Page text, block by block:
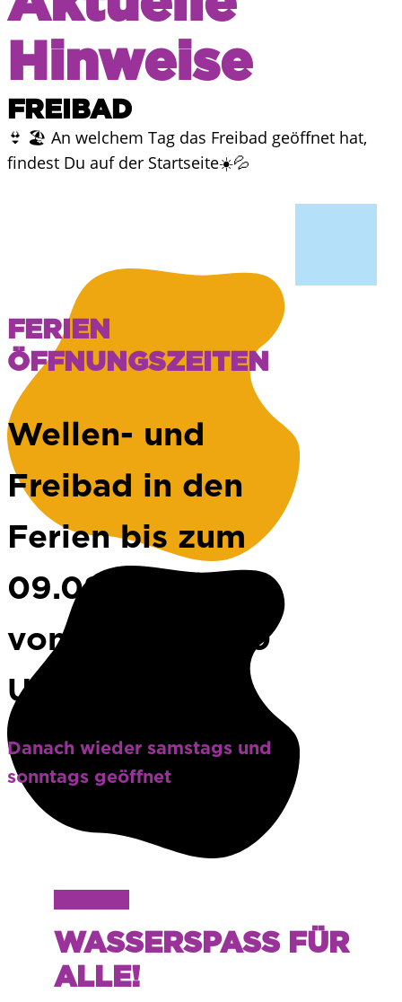
Hinweise
FREIBAD
👙 🏖️ An welchem Tag das Freibad geöffnet hat,
findest Du auf der Startseite☀️💦
FERIEN
ÖFFNUNGSZEITEN
Wellen- und
Freibad in den
Ferien bis zum
09.08. täglich
von 11.00 -19.00
Uhr geöffnet!
Danach wieder samstags und
sonntags geöffnet
WASSERSPASS FÜR
ALLE!